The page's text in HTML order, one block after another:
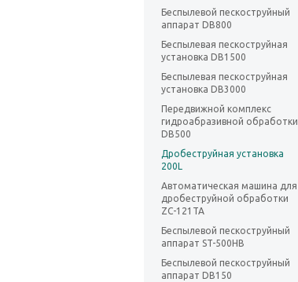
Беспылевой пескоструйный
аппарат DB800
Беспылевая пескоструйная
установка DB1500
Беспылевая пескоструйная
установка DB3000
Передвижной комплекс
гидроабразивной обработки
DB500
Дробеструйная установка
200L
Автоматическая машина для
дробеструйной обработки
ZC-121TA
Беспылевой пескоструйный
аппарат ST-500HB
Беспылевой пескоструйный
аппарат DB150